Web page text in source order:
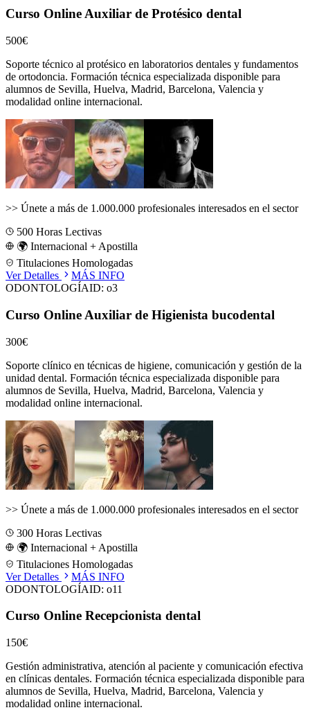
Curso Online Auxiliar de Protésico dental
500€
Soporte técnico al protésico en laboratorios dentales y fundamentos
de ortodoncia. Formación técnica especializada disponible para
alumnos de Sevilla, Huelva, Madrid, Barcelona, Valencia y
modalidad online internacional.
>> Únete a más de 1.000.000 profesionales interesados en el sector
500 Horas Lectivas
🌍 Internacional + Apostilla
Titulaciones Homologadas
Ver Detalles
MÁS INFO
ODONTOLOGÍAID: o3
Curso Online Auxiliar de Higienista bucodental
300€
Soporte clínico en técnicas de higiene, comunicación y gestión de la
unidad dental. Formación técnica especializada disponible para
alumnos de Sevilla, Huelva, Madrid, Barcelona, Valencia y
modalidad online internacional.
>> Únete a más de 1.000.000 profesionales interesados en el sector
300 Horas Lectivas
🌍 Internacional + Apostilla
Titulaciones Homologadas
Ver Detalles
MÁS INFO
ODONTOLOGÍAID: o11
Curso Online Recepcionista dental
150€
Gestión administrativa, atención al paciente y comunicación efectiva
en clínicas dentales. Formación técnica especializada disponible para
alumnos de Sevilla, Huelva, Madrid, Barcelona, Valencia y
modalidad online internacional.